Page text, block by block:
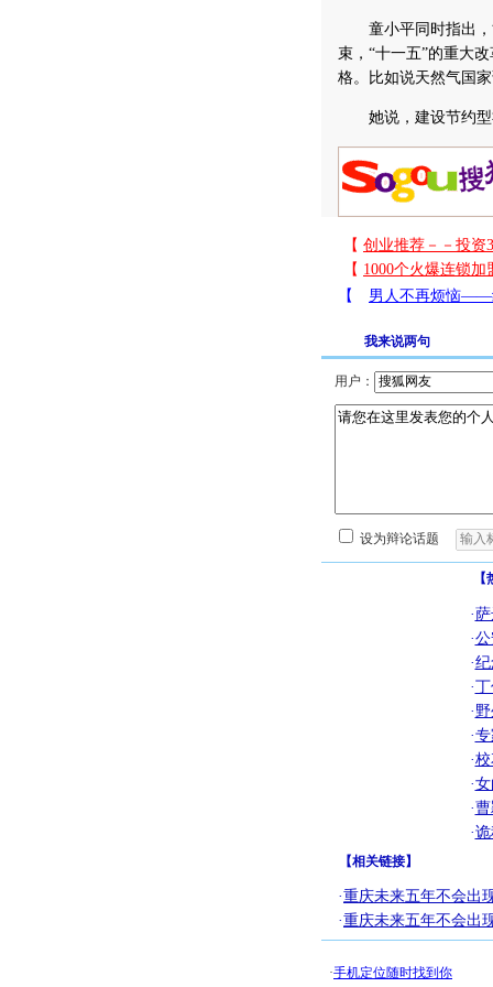
童小平同时指出，
束，“十一五”的重大
格。比如说天然气国
她说，建设节约型
我来说两句
用户：
设为辩论话题
·
·
·
·
·
·
·
·
·
·
【相关链接】
·重庆未来五年不会出
·重庆未来五年不会出